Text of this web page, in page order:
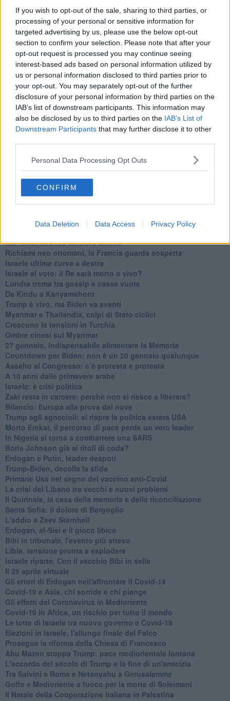
If you wish to opt-out of the sale, sharing to third parties, or
processing of your personal or sensitive information for
targeted advertising by us, please use the below opt-out
section to confirm your selection. Please note that after your
opt-out request is processed you may continue seeing
interest-based ads based on personal information utilized by
us or personal information disclosed to third parties prior to
your opt-out. You may separately opt-out of the further
disclosure of your personal information by third parties on the
IAB’s list of downstream participants. This information may
also be disclosed by us to third parties on the IAB’s List of
Downstream Participants that may further disclose it to other
Personal Data Processing Opt Outs
CONFIRM
Data Deletion Data Access Privacy Policy
Natale da incubo per Boris Johnson
La questione Ucraina
Cipro, un ponte dove si mischiano le culture
Una vigilia di Natale per un nuovo Rais
La questione israelo-palestinese ignorata dal G20
Erdogan continua a sfidare l'Occidente
Libano, collasso economico e guerra civile
Johnson, da Trump a Biden alla Brexit
L'AUKUS e il Quad
Biden, primo presidente USA non in guerra
Papa Bergoglio vedrà Viktor Orbán
Bennet, un giorno in attesa di Biden
Il ritorno dei talebani
Usa di nuovo al centro della geopolitica internazionale
L’appuntamento di Israele con il cambiamento
La farsa delle elezioni in Siria
In Medioriente non ci sono favole, solo realtà
La forza di Boris Johnson
Mar Mediterraneo cimitero silente
Richiami neo ottomani, la Francia guarda sospetta
Israele ultima curva a destra
Israele al voto: il Re sarà morto o vivo?
Londra trema tra gossip e casse vuote
Da Kindu a Kanyamahoro
Trump è vivo, ma Biden va avanti
Myanmar e Thailandia, colpi di Stato ciclici
Crescono le tensioni in Turchia
Ombre cinesi sul Myanmar
27 gennaio, indispensabile alimentare la Memoria
Countdown per Biden: non è un 20 gennaio qualunque
Assalto al Congresso: c’è protesta e protesta
A 10 anni dalle primavere arabe
Israele: è crisi politica
Zaki resta in carcere: perchè non si riesce a liberare?
Bilancio: Europa alla prova del nove
Trump agli sgoccioli: si riapre la politica estera USA
Morto Erekat, il percorso di pace perde un vero leader
In Nigeria si torna a combattere una SARS
Boris Johnson già ai titoli di coda?
Erdogan e Putin, leader despoti
Trump-Biden, decolla la sfida
Primarie Usa nel segno del vaccino anti-Covid
La crisi del Libano tra vecchi e nuovi problemi
Il Quirinale, la casa della memoria e della riconciliazione
Santa Sofia: il dolore di Bergoglio
L'addio a ​Zeev Sternhell
Erdogan, al-Sisi e il gioco libico
Bibi in tribunale, l'evento più atteso
Libia, tensione pronta a esplodere
Israele riparte. Con il vecchio Bibi in sella
Il 25 aprile virtuale
Gli errori di Erdogan nell'affrontare il Covid-19
Covid-19 e Asia, chi sorride e chi piange
Gli effetti del Coronavirus in Medioriente
Covid-19 in Africa, un rischio per tutto il mondo
Le lotte di Israele tra nuovo governo e Covid-19
Elezioni in Israele, l'allungo finale del Falco
Prosegue la riforma della Chiesa di Francesco
Abu Mazen stoppa Trump: pace mediorientale lontana
L'accordo del secolo di Trump e la fine di un'amicizia
Tra Salvini a Roma e Netanyahu a Gerusalemme
Golfo e Medioriente a fuoco per la morte di Soleimani
Il Natale della Cooperazione italiana in Palestina